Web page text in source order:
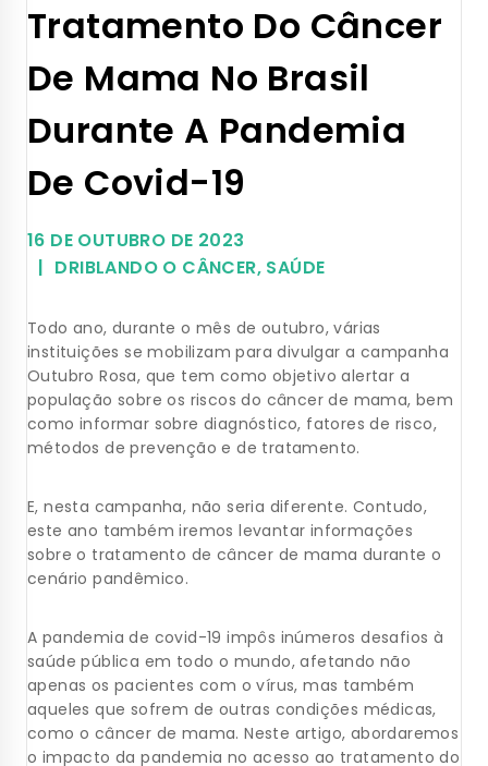
Tratamento Do Câncer
De Mama No Brasil
Durante A Pandemia
De Covid-19
16 DE OUTUBRO DE 2023
DRIBLANDO O CÂNCER, SAÚDE
Todo ano, durante o mês de outubro, várias
instituições se mobilizam para divulgar a campanha
Outubro Rosa, que tem como objetivo alertar a
população sobre os riscos do câncer de mama, bem
como informar sobre diagnóstico, fatores de risco,
métodos de prevenção e de tratamento.
E, nesta campanha, não seria diferente. Contudo,
este ano também iremos levantar informações
sobre o tratamento de câncer de mama durante o
cenário pandêmico.
A pandemia de covid-19 impôs inúmeros desafios à
saúde pública em todo o mundo, afetando não
apenas os pacientes com o vírus, mas também
aqueles que sofrem de outras condições médicas,
como o câncer de mama. Neste artigo, abordaremos
o impacto da pandemia no acesso ao tratamento do